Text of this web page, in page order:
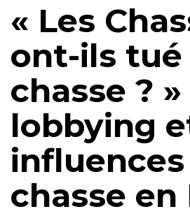
« Les
ont-ils tué
chasse ? »
lobbying
chasse en